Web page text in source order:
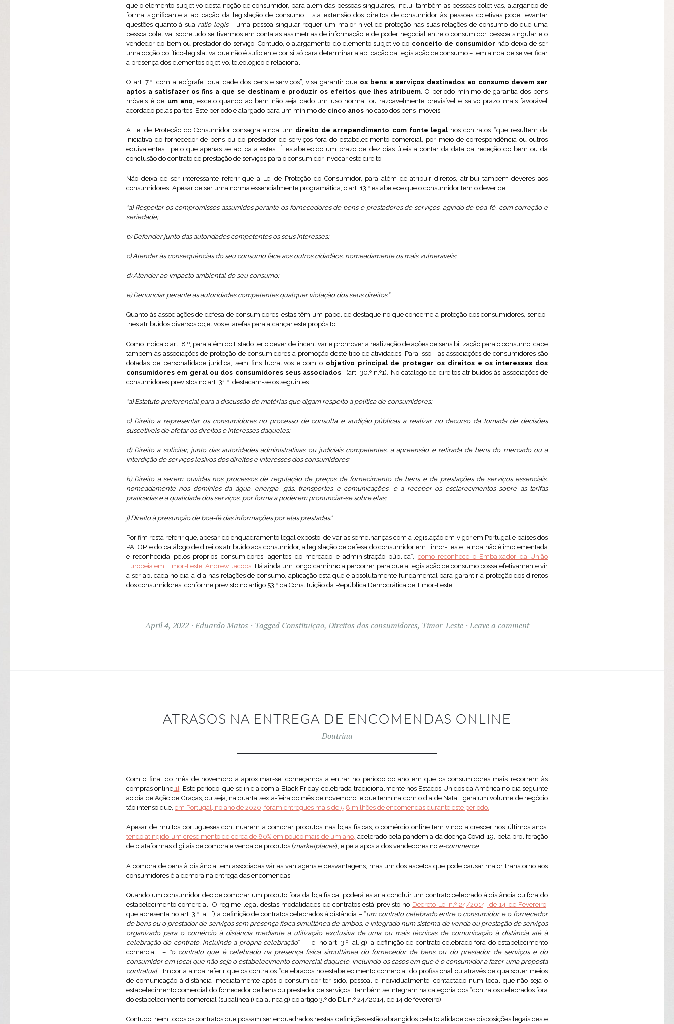
que o elemento subjetivo desta noção de consumidor, para além das pessoas singulares, inclui também as pessoas coletivas, alargando de
forma significante a aplicação da legislação de consumo. Esta extensão dos direitos de consumidor às pessoas coletivas pode levantar
questões quanto à sua ratio legis– uma pessoa singular requer um maior nível de proteção nas suas relações de consumo do que uma
pessoa coletiva, sobretudo se tivermos em conta as assimetrias de informação e de poder negocial entre o consumidor pessoa singular e o
vendedor do bem ou prestador do serviço. Contudo, o alargamento do elemento subjetivo do conceito de consumidor não deixa de ser
uma opção político-legislativa que não é suficiente por si só para determinar a aplicação da legislação de consumo – tem ainda de se verificar
a presença dos elementos objetivo, teleológico e relacional.
O art. 7.º, com a epígrafe “qualidade dos bens e serviços”, visa garantir que os bens e serviços destinados ao consumo devem ser
aptos a satisfazer os fins a que se destinam e produzir os efeitos que lhes atribuem. O período mínimo de garantia dos bens
móveis é de um ano, exceto quando ao bem não seja dado um uso normal ou razoavelmente previsível e salvo prazo mais favorável
acordado pelas partes. Este período é alargado para um mínimo de cinco anos no caso dos bens imóveis.
A Lei de Proteção do Consumidor consagra ainda um direito de arrependimento com fonte legal nos contratos “que resultem da
iniciativa do fornecedor de bens ou do prestador de serviços fora do estabelecimento comercial, por meio de correspondência ou outros
equivalentes”, pelo que apenas se aplica a estes. É estabelecido um prazo de dez dias úteis a contar da data da receção do bem ou da
conclusão do contrato de prestação de serviços para o consumidor invocar este direito.
Não deixa de ser interessante referir que a Lei de Proteção do Consumidor, para além de atribuir direitos, atribui também deveres aos
consumidores. Apesar de ser uma norma essencialmente programática, o art. 13.º estabelece que o consumidor tem o dever de:
“a) Respeitar os compromissos assumidos perante os fornecedores de bens e prestadores de serviços, agindo de boa-fé, com correção e
seriedade;
b) Defender junto das autoridades competentes os seus interesses;
c) Atender às consequências do seu consumo face aos outros cidadãos, nomeadamente os mais vulneráveis;
d) Atender ao impacto ambiental do seu consumo;
e) Denunciar perante as autoridades competentes qualquer violação dos seus direitos.”
Quanto às associações de defesa de consumidores, estas têm um papel de destaque no que concerne a proteção dos consumidores, sendo-
lhes atribuídos diversos objetivos e tarefas para alcançar este propósito.
Como indica o art. 8.º, para além do Estado ter o dever de incentivar e promover a realização de ações de sensibilização para o consumo, cabe
também às associações de proteção de consumidores a promoção deste tipo de atividades. Para isso, “as associações de consumidores são
dotadas de personalidade jurídica, sem fins lucrativos e com o objetivo principal de proteger os direitos e os interesses dos
consumidores em geral ou dos consumidores seus associados” (art. 30.º n.º1). No catálogo de direitos atribuídos às associações de
consumidores previstos no art. 31.º, destacam-se os seguintes:
“a) Estatuto preferencial para a discussão de matérias que digam respeito à política de consumidores;
c) Direito a representar os consumidores no processo de consulta e audição públicas a realizar no decurso da tomada de decisões
suscetíveis de afetar os direitos e interesses daqueles;
d) Direito a solicitar, junto das autoridades administrativas ou judiciais competentes, a apreensão e retirada de bens do mercado ou a
interdição de serviços lesivos dos direitos e interesses dos consumidores;
h) Direito a serem ouvidas nos processos de regulação de preços de fornecimento de bens e de prestações de serviços essenciais,
nomeadamente nos domínios da água, energia, gás, transportes e comunicações, e a receber os esclarecimentos sobre as tarifas
praticadas e a qualidade dos serviços, por forma a poderem pronunciar-se sobre elas;
j) Direito à presunção de boa-fé das informações por elas prestadas.”
Por fim resta referir que, apesar do enquadramento legal exposto, de várias semelhanças com a legislação em vigor em Portugal e países dos
PALOP, e do catálogo de direitos atribuído aos consumidor, a legislação de defesa do consumidor em Timor-Leste “ainda não é implementada
e reconhecida pelos próprios consumidores, agentes do mercado e administração pública”, como reconhece o Embaixador da União
Europeia em Timor-Leste, Andrew Jacobs. Há ainda um longo caminho a percorrer para que a legislação de consumo possa efetivamente vir
a ser aplicada no dia-a-dia nas relações de consumo, aplicação esta que é absolutamente fundamental para garantir a proteção dos direitos
dos consumidores, conforme previsto no artigo 53.º da Constituição da República Democrática de Timor-Leste.
April 4, 2022 Eduardo Matos Tagged Constituição, Direitos dos consumidores, Timor-Leste Leave a comment
ATRASOS NA ENTREGA DE ENCOMENDAS ONLINE
Doutrina
Com o final do mês de novembro a aproximar-se, começamos a entrar no período do ano em que os consumidores mais recorrem às
compras online[1] . Este período, que se inicia com a Black Friday, celebrada tradicionalmente nos Estados Unidos da América no dia seguinte
ao dia de Ação de Graças, ou seja, na quarta sexta-feira do mês de novembro, e que termina com o dia de Natal, gera um volume de negócio
tão intenso que, em Portugal, no ano de 2020, foram entregues mais de 5,8 milhões de encomendas durante este período.
Apesar de muitos portugueses continuarem a comprar produtos nas lojas físicas, o comércio online tem vindo a crescer nos últimos anos,
tendo atingido um crescimento de cerca de 80% em pouco mais de um ano, acelerado pela pandemia da doença Covid-19, pela proliferação
de plataformas digitais de compra e venda de produtos (marketplaces), e pela aposta dos vendedores no e-commerce.
A compra de bens à distância tem associadas várias vantagens e desvantagens, mas um dos aspetos que pode causar maior transtorno aos
consumidores é a demora na entrega das encomendas.
Quando um consumidor decide comprar um produto fora da loja física, poderá estar a concluir um contrato celebrado à distância ou fora do
estabelecimento comercial. O regime legal destas modalidades de contratos está previsto no Decreto-Lei n.º 24/2014, de 14 de Fevereiro,
que apresenta no art. 3.º, al. f) a definição de contratos celebrados à distância – “um contrato celebrado entre o consumidor e o fornecedor
de bens ou o prestador de serviços sem presença física simultânea de ambos, e integrado num sistema de venda ou prestação de serviços
organizado para o comércio à distância mediante a utilização exclusiva de uma ou mais técnicas de comunicação à distância até à
celebração do contrato, incluindo a própria celebração” – ; e, no art. 3.º, al. g), a definição de contrato celebrado fora do estabelecimento
comercial – “o contrato que é celebrado na presença física simultânea do fornecedor de bens ou do prestador de serviços e do
consumidor em local que não seja o estabelecimento comercial daquele, incluindo os casos em que é o consumidor a fazer uma proposta
contratual”. Importa ainda referir que os contratos “celebrados no estabelecimento comercial do profissional ou através de quaisquer meios
de comunicação à distância imediatamente após o consumidor ter sido, pessoal e individualmente, contactado num local que não seja o
estabelecimento comercial do fornecedor de bens ou prestador de serviços” também se integram na categoria dos “contratos celebrados fora
do estabelecimento comercial (subalínea i) da alínea g) do artigo 3.º do DL n.º 24/2014, de 14 de fevereiro)
Contudo, nem todos os contratos que possam ser enquadrados nestas definições estão abrangidos pela totalidade das disposições legais deste